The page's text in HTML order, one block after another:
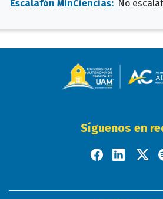
Escalafón MinCiencias: No
Síguenos en